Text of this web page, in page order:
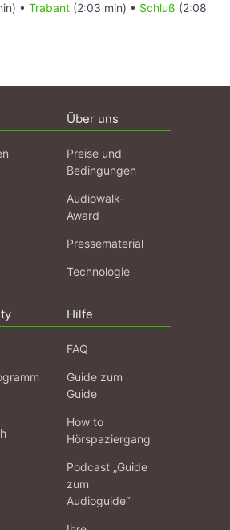
• Trabant (2:03 min) • Schluß (2:08
Über uns
Preise und
Bedingungen
Audiowalk-
Award
Pressematerial
Technologie
Hilfe
FAQ
Guide zum
Guide
How to
Hörspaziergang
Podcast „Guide
zum
Audioguide“